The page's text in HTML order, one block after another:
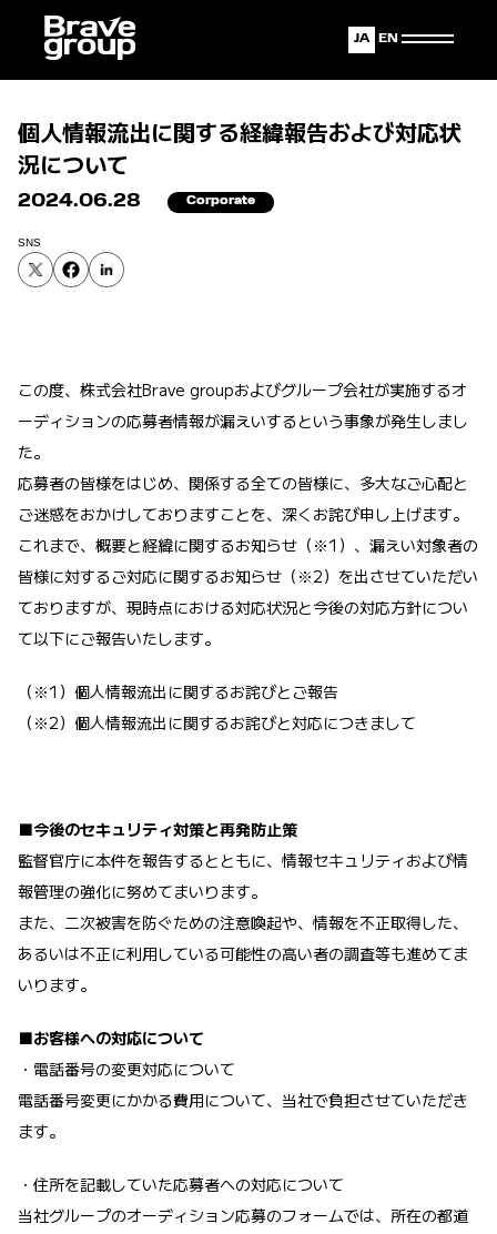
English
Japanese
個人情報流出に関する経緯報告および対応状
況について
2024.06.28 Corporate
SNS
この度、株式会社Brave groupおよびグループ会社が実施するオ
ーディションの応募者情報が漏えいするという事象が発生しまし
た。
応募者の皆様をはじめ、関係する全ての皆様に、多大なご心配と
ご迷惑をおかけしておりますことを、深くお詫び申し上げます。
これまで、概要と経緯に関するお知らせ（※1）、漏えい対象者の
皆様に対するご対応に関するお知らせ（※2）を出させていただい
ておりますが、現時点における対応状況と今後の対応方針につい
て以下にご報告いたします。
（※1） 個人情報流出に関するお詫びとご報告
（※2） 個人情報流出に関するお詫びと対応につきまして
■今後のセキュリティ対策と再発防止策
監督官庁に本件を報告するとともに、情報セキュリティおよび情
報管理の強化に努めてまいります。
また、二次被害を防ぐための注意喚起や、情報を不正取得した、
あるいは不正に利用している可能性の高い者の調査等も進めてま
いります。
■お客様への対応について
・電話番号の変更対応について
電話番号変更にかかる費用について、当社で負担させていただき
ます。
・住所を記載していた応募者への対応について
当社グループのオーディション応募のフォームでは、所在の都道